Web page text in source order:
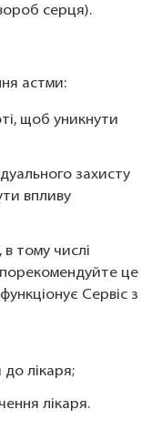
серця).
астми:
щоб уникнути
захисту
впливу
тому числі
це
Сервіс з
до лікаря;
лікаря.